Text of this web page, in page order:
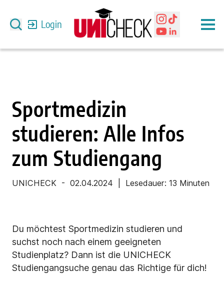
Login
Sportmedizin
studieren: Alle Infos
zum Studiengang
UNICHECK - 02.04.2024 | Lesedauer: 13 Minuten
Du möchtest Sportmedizin studieren und
suchst noch nach einem geeigneten
Studienplatz? Dann ist die UNICHECK
Studiengangsuche genau das Richtige für dich!